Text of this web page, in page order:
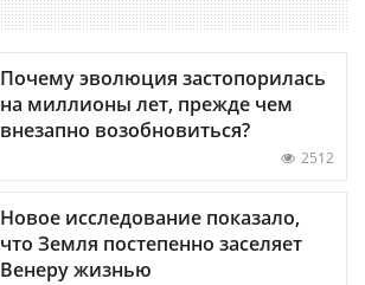
Почему эволюция застопорилась
на миллионы лет, прежде чем
внезапно возобновиться?
2512
Новое исследование показало,
что Земля постепенно заселяет
Венеру жизнью